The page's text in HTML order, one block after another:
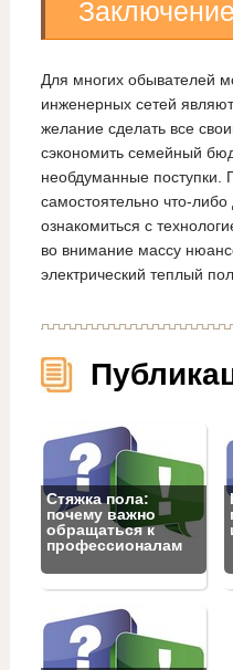
Для многих обывателей
инженерных сетей
желание сделать все
сэкономить семейный
необдуманные поступки.
самостоятельно что-
ознакомиться с
во внимание массу
электрический теплый
Стяжка пола:
почему важно
обращаться к
профессионалам